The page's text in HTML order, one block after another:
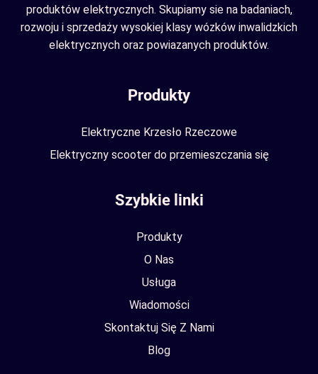
produktów elektrycznych. Skupiamy sie na badaniach,
rozwoju i sprzedaży wysokiej klasy wózków inwalidzkich
elektrycznych oraz powiazanych produktów.
Produkty
Elektryczne Krzesło Rzeczowe
Elektryczny scooter do przemieszczania się
Szybkie linki
Produkty
O Nas
Usługa
Wiadomości
Skontaktuj Się Z Nami
Blog